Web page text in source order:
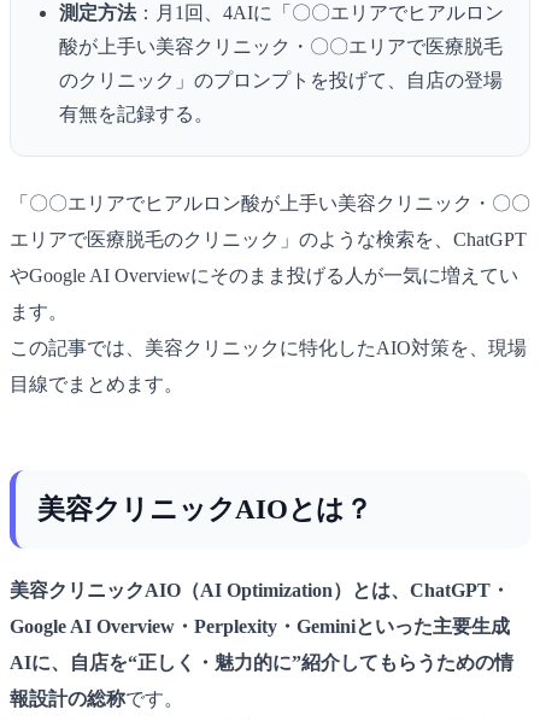
測定方法：月1回、4AIに「〇〇エリアでヒアルロン
酸が上手い美容クリニック・〇〇エリアで医療脱毛
のクリニック」のプロンプトを投げて、自店の登場
有無を記録する。
「〇〇エリアでヒアルロン酸が上手い美容クリニック・〇〇
エリアで医療脱毛のクリニック」のような検索を、ChatGPT
やGoogle AI Overviewにそのまま投げる人が一気に増えてい
ます。
この記事では、美容クリニックに特化したAIO対策を、現場
目線でまとめます。
美容クリニックAIOとは？
美容クリニックAIO（AI Optimization）とは、ChatGPT・
Google AI Overview・Perplexity・Geminiといった主要生成
AIに、自店を“正しく・魅力的に”紹介してもらうための情
報設計の総称です。